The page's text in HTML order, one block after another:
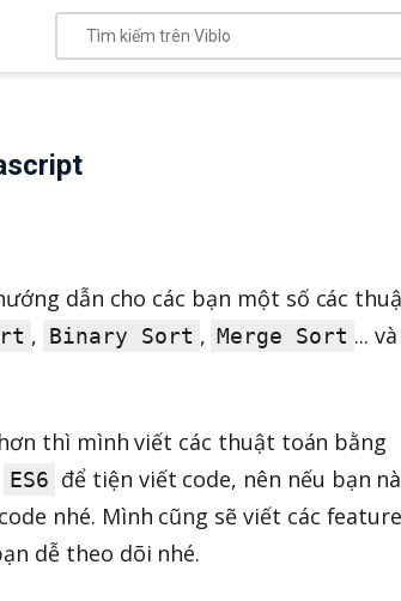
dẫn cho các bạn một số các
, Binary Sort , Merge Sort ...
thì mình viết các thuật toán bằng
ES6 để tiện viết code, nên nếu bạn
nhé. Mình cũng sẽ viết các
dễ theo dõi nhé.